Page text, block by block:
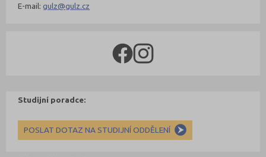
E-mail:gulz@gulz.cz
Studijní poradce:
POSLAT DOTAZ NA STUDIJNÍ ODDĚLENÍ